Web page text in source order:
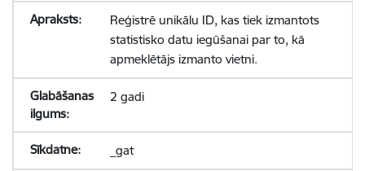
Reģistrē unikālu ID, kas tiek izmantots
statistisko datu iegūšanai par to, kā
apmeklētājs izmanto vietni.
2 gadi
_gat